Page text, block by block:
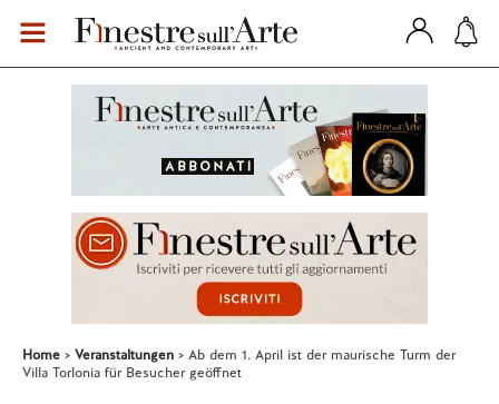
Home Veranstaltungen
Ab dem 1. April ist der maurische Turm der
Villa Torlonia für Besucher geöffnet